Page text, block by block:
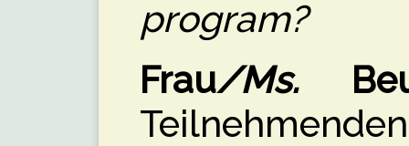
program?
Frau/Ms.